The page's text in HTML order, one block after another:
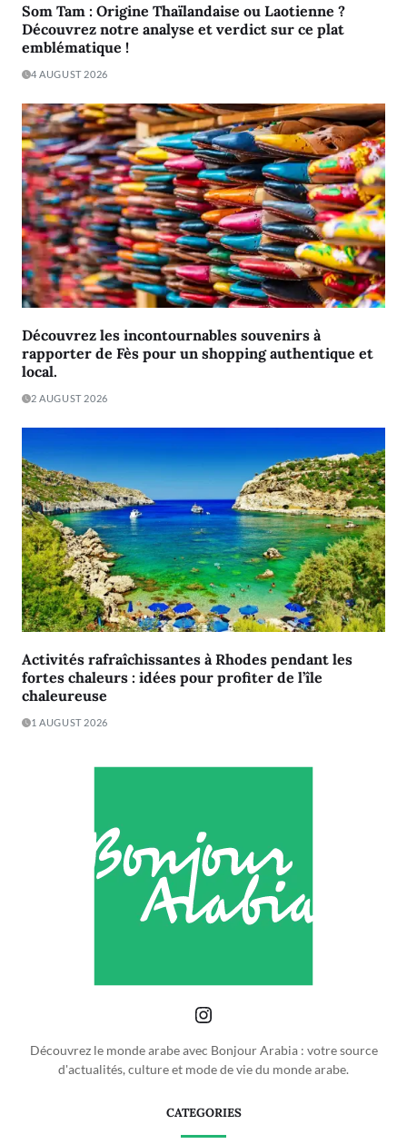
Som Tam : Origine Thaïlandaise ou Laotienne ?
Découvrez notre analyse et verdict sur ce plat
emblématique !
4 AUGUST 2026
Découvrez les incontournables souvenirs à
rapporter de Fès pour un shopping authentique et
local.
2 AUGUST 2026
Activités rafraîchissantes à Rhodes pendant les
fortes chaleurs : idées pour profiter de l’île
chaleureuse
1 AUGUST 2026
Découvrez le monde arabe avec Bonjour Arabia : votre source
d'actualités, culture et mode de vie du monde arabe.
CATEGORIES